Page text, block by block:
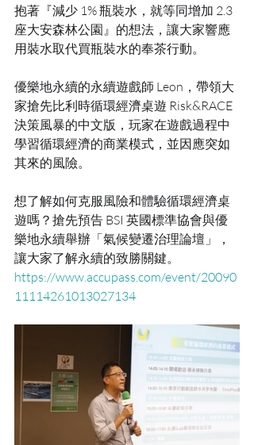
抱著『減少 1% 瓶裝水，就等同增加 2.3
座大安森林公園』的想法，讓大家響應
用裝水取代買瓶裝水的奉茶行動。
優樂地永續的永續遊戲師 Leon，帶領大
家搶先比利時循環經濟桌遊 Risk&RACE
決策風暴的中文版，玩家在遊戲過程中
學習循環經濟的商業模式，並因應突如
其來的風險。
想了解如何克服風險和體驗循環經濟桌
遊嗎？搶先預告 BSI 英國標準協會與優
樂地永續舉辦「氣候變遷治理論壇」，
讓大家了解永續的致勝關鍵。
https://www.accupass.com/event/20090
11114261013027134